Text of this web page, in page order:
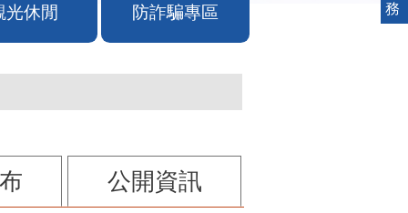
光休閒 防詐騙專區
公開資訊
務